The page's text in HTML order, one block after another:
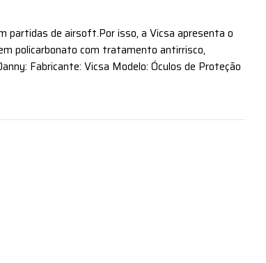
partidas de airsoft.Por isso, a Vicsa apresenta o
policarbonato com tratamento antirrisco,
Fabricante: Vicsa Modelo: Óculos de Proteção